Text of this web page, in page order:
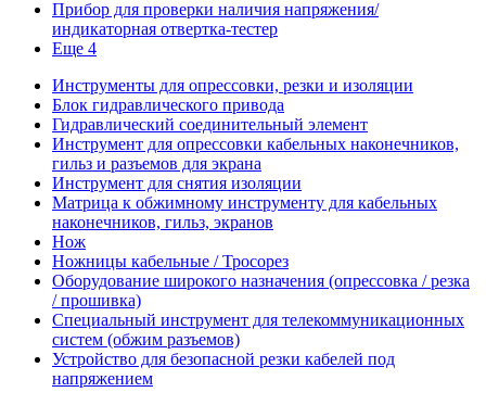
Прибор для проверки наличия напряжения/
индикаторная отвертка-тестер
Еще 4
Инструменты для опрессовки, резки и изоляции
Блок гидравлического привода
Гидравлический соединительный элемент
Инструмент для опрессовки кабельных наконечников,
гильз и разъемов для экрана
Инструмент для снятия изоляции
Матрица к обжимному инструменту для кабельных
наконечников, гильз, экранов
Нож
Ножницы кабельные / Тросорез
Оборудование широкого назначения (опрессовка / резка
/ прошивка)
Специальный инструмент для телекоммуникационных
систем (обжим разъемов)
Устройство для безопасной резки кабелей под
напряжением